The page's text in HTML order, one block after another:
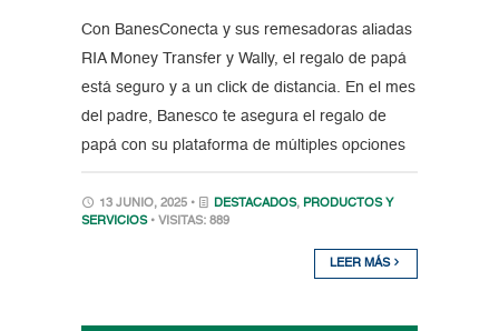
Con BanesConecta y sus remesadoras aliadas
RIA Money Transfer y Wally, el regalo de papá
está seguro y a un click de distancia. En el mes
del padre, Banesco te asegura el regalo de
papá con su plataforma de múltiples opciones
13 JUNIO, 2025 • DESTACADOS, PRODUCTOS Y
SERVICIOS • VISITAS: 889
LEER MÁS